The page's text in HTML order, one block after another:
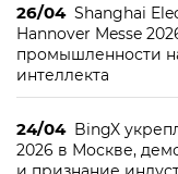
26/04 Shanghai
Hannover Messe
промышленности
интеллекта
24/04 BingX
2026 в Москве,